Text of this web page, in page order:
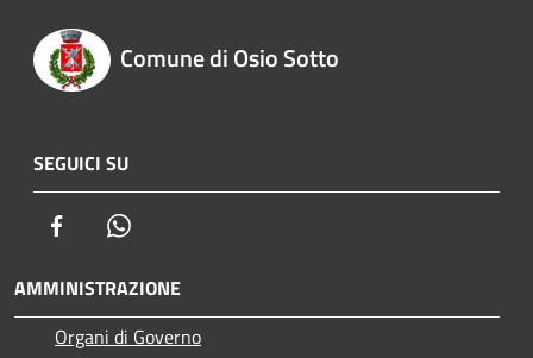
Comune di Osio Sotto
SEGUICI SU
Facebook
AMMINISTRAZIONE
Organi di Governo